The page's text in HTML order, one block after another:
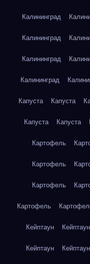
Калининград
Калининград
Калининград
Калининград
Капуста Капуста
Капуста Капуста
Картофель
Картофель
Картофель
Картофель
Кейптаун Кейптаун
Кейптаун Кейптаун